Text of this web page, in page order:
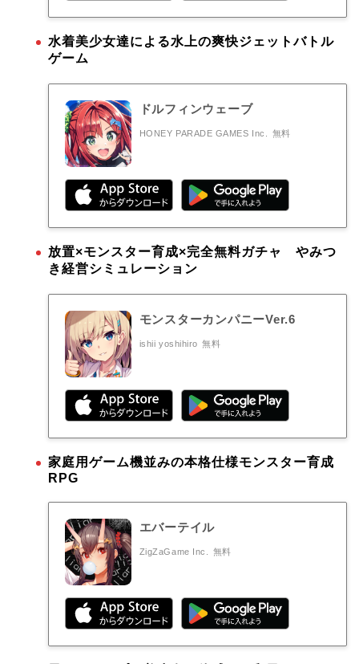
水着美少女達による水上の爽快ジェットバトル
ゲーム
ドルフィンウェーブ
HONEY PARADE GAMES Inc. 無料
放置×モンスター育成×完全無料ガチャ やみつ
き経営シミュレーション
モンスターカンパニーVer.6
ishii yoshihiro 無料
家庭用ゲーム機並みの本格仕様モンスター育成
RPG
エバーテイル
ZigZaGame Inc. 無料